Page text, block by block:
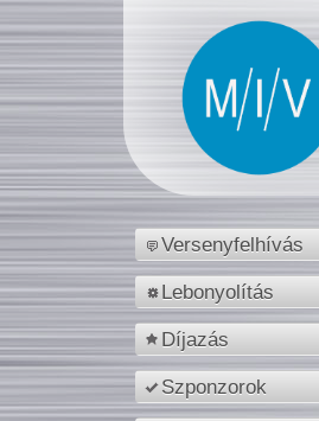
Versenyfelhívás
Lebonyolítás
Díjazás
Szponzorok